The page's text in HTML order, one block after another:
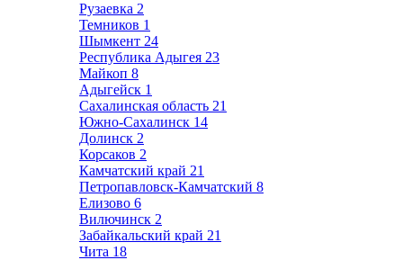
Рузаевка 2
Темников 1
Шымкент 24
Республика Адыгея 23
Майкоп 8
Адыгейск 1
Сахалинская область 21
Южно-Сахалинск 14
Долинск 2
Корсаков 2
Камчатский край 21
Петропавловск-Камчатский 8
Елизово 6
Вилючинск 2
Забайкальский край 21
Чита 18